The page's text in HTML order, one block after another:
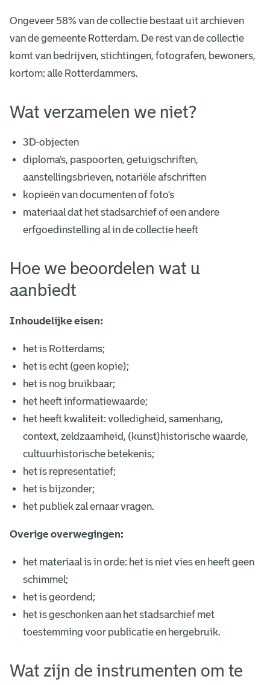
Ongeveer 58% van de collectie bestaat uit archieven
van de gemeente Rotterdam. De rest van de collectie
komt van bedrijven, stichtingen, fotografen, bewoners,
kortom: alle Rotterdammers.
Wat verzamelen we niet?
3D-objecten
diploma’s, paspoorten, getuigschriften,
aanstellingsbrieven, notariële afschriften
kopieën van documenten of foto’s
materiaal dat het stadsarchief of een andere
erfgoedinstelling al in de collectie heeft
Hoe we beoordelen wat u
aanbiedt
Inhoudelijke eisen:
het is Rotterdams;
het is echt (geen kopie);
het is nog bruikbaar;
het heeft informatiewaarde;
het heeft kwaliteit: volledigheid, samenhang,
context, zeldzaamheid, (kunst)historische waarde,
cultuurhistorische betekenis;
het is representatief;
het is bijzonder;
het publiek zal ernaar vragen.
Overige overwegingen:
het materiaal is in orde: het is niet vies en heeft geen
schimmel;
het is geordend;
het is geschonken aan het stadsarchief met
toestemming voor publicatie en hergebruik.
Wat zijn de instrumenten om te